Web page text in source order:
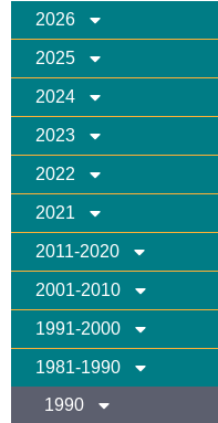
2026
2025
2024
2023
2022
2021
2011-2020
2001-2010
1991-2000
1981-1990
1990